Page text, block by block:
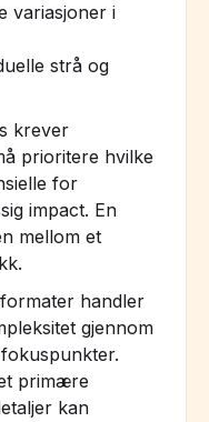
variasjoner i
strå og
krever
prioritere hvilke
for
impact. En
mellom et
handler
gjennom
primære
kan